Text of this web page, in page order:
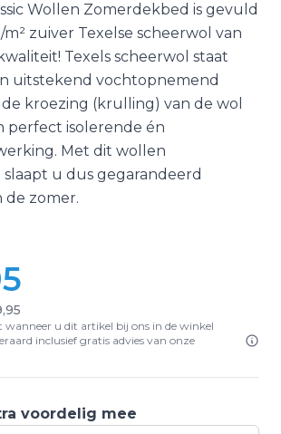
Wollen Zomerdekbed is gevuld
zuiver Texelse scheerwol van
Texels scheerwol staat
uitstekend vochtopnemend
kroezing (krulling) van de wol
perfect isolerende én
Met dit wollen
u dus gegarandeerd
de zomer.
wanneer u dit artikel bij ons in de winkel
inclusief gratis advies van onze
voordelig mee